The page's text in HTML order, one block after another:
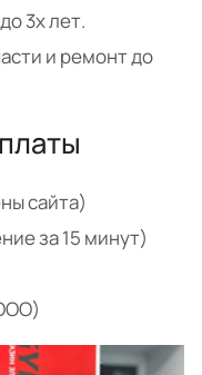
3х лет.
и ремонт до
сайта)
за 15 минут)